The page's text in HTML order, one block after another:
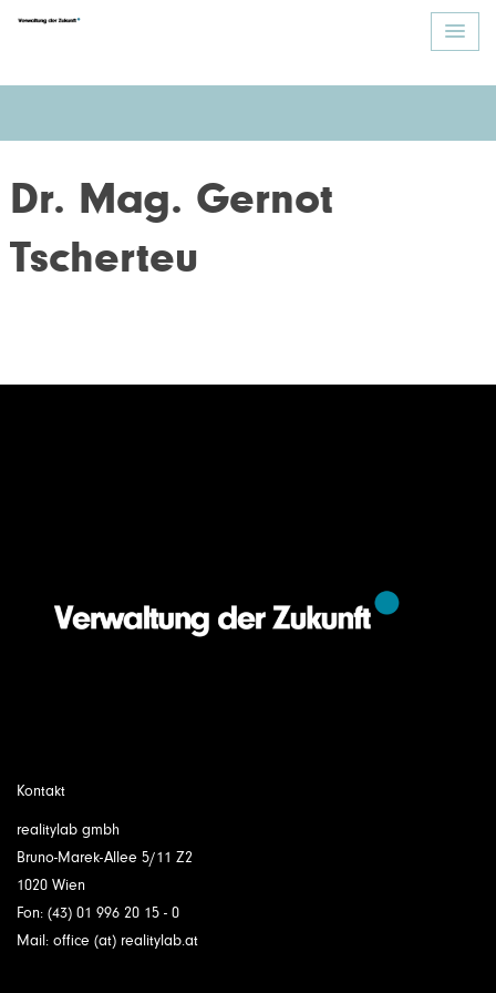
Dr. Mag. Gernot
Tscherteu
Kontakt
realitylab gmbh
Bruno-Marek-Allee 5/11 Z2
1020 Wien
Fon: (43) 01 996 20 15 - 0
Mail: office (at) realitylab.at